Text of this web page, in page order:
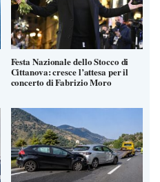
Festa Nazionale dello Stocco di
Cittanova: cresce l’attesa per il
concerto di Fabrizio Moro